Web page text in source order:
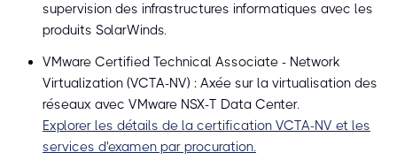
supervision des infrastructures informatiques avec les
produits SolarWinds.
VMware Certified Technical Associate - Network
Virtualization (VCTA-NV) : Axée sur la virtualisation des
réseaux avec VMware NSX-T Data Center.
Explorer les détails de la certification VCTA-NV et les
services d'examen par procuration.